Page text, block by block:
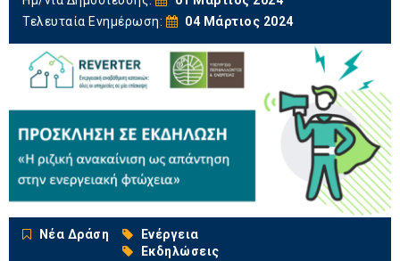
Τελευταία Ενημέρωση:
04 Μάρτιος 2024
Νέα Δράση
Ενέργεια
Εκδηλώσεις